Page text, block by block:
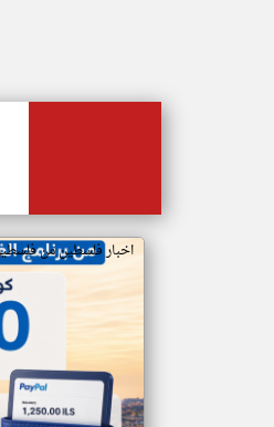
اخبار فلسطين من